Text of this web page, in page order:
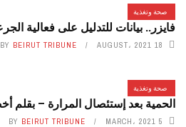
صحة وتغذية
فايزر.. بيانات للتدليل على فعالية
18 AUGUST، 2021 BY BEIRUT TRIBUNE
صحة وتغذية
الحمية بعد إستئصال المرارة – بقلم
5 MARCH، 2021 BY BEIRUT TRIBUNE